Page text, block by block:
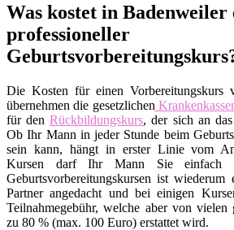
Was kostet in Badenweiler
professioneller
Die Kosten für einen Vorbereitungskurs
übernehmen die gesetzlichen
für denRückbildungskurs, der sich an
Ob Ihr Mann in jeder Stunde beim
sein kann, hängt in erster Linie vom
Kursen darf Ihr Mann Sie einfach
Geburtsvorbereitungskursen ist
Partner angedacht und bei einigen
Teilnahmegebühr, welche aber von vielen
zu 80 % (max. 100 Euro) erstattet wird.